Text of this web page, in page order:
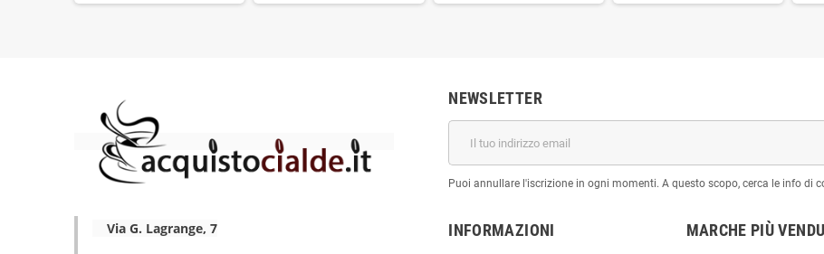
Via G. Lagrange, 7
NEWSLETTER
Puoi annullare l'iscrizione in ogni momenti. A questo scopo, cerca le info di
INFORMAZIONI MARCHE PIÙ